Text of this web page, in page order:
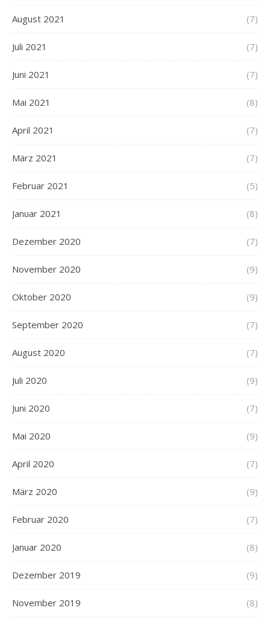
August 2021 (7)
Juli 2021 (7)
Juni 2021 (7)
Mai 2021 (8)
April 2021 (7)
März 2021 (7)
Februar 2021 (5)
Januar 2021 (8)
Dezember 2020 (7)
November 2020 (9)
Oktober 2020 (9)
September 2020 (7)
August 2020 (7)
Juli 2020 (9)
Juni 2020 (7)
Mai 2020 (9)
April 2020 (7)
März 2020 (9)
Februar 2020 (7)
Januar 2020 (8)
Dezember 2019 (9)
November 2019 (8)